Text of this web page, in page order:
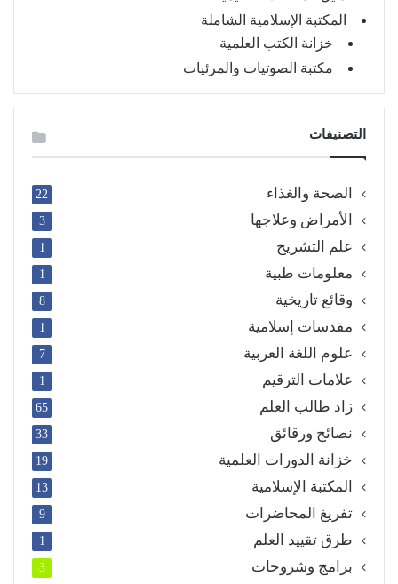
المكتبة الإسلامية الشاملة
خزانة الكتب العلمية
مكتبة الصوتيات والمرئيات
التصنيفات
الصحة والغذاء 22
الأمراض وعلاجها 3
علم التشريح 1
معلومات طبية 1
وقائع تاريخية 8
مقدسات إسلامية 1
علوم اللغة العربية 7
علامات الترقيم 1
زاد طالب العلم 65
نصائح ورقائق 33
خزانة الدورات العلمية 19
المكتبة الإسلامية 13
تفريغ المحاضرات 9
طرق تقييد العلم 1
برامج وشروحات 3